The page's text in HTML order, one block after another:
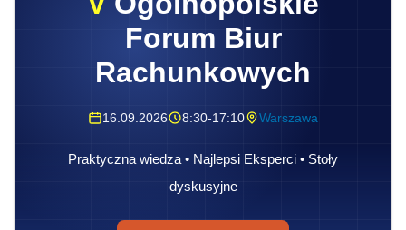
Forum Biur
Rachunkowych
16.09.2026 8:30-17:10 Warszawa
Praktyczna wiedza • Najlepsi Eksperci • Stoły
dyskusyjne